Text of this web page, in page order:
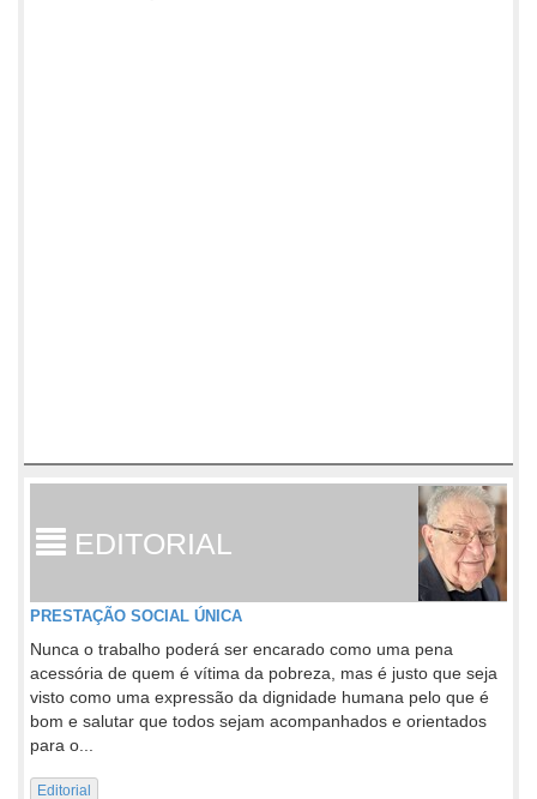
EDITORIAL
PRESTAÇÃO SOCIAL ÚNICA
Nunca o trabalho poderá ser encarado como uma pena
acessória de quem é vítima da pobreza, mas é justo que seja
visto como uma expressão da dignidade humana pelo que é
bom e salutar que todos sejam acompanhados e orientados
para o...
Editorial